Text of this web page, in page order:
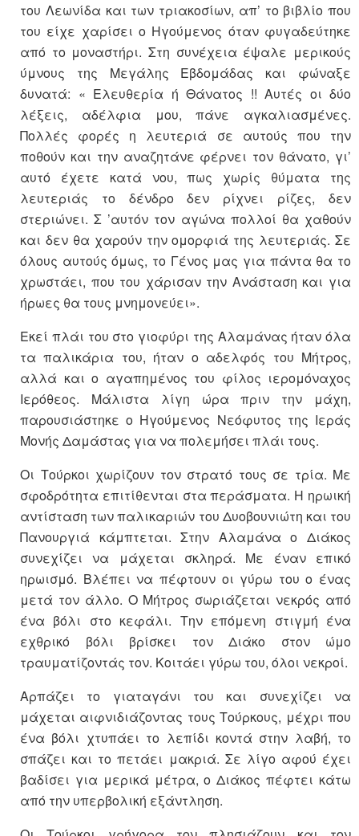
του Λεωνίδα και των τριακοσίων, απ’ το βιβλίο που
του είχε χαρίσει ο Ηγούμενος όταν φυγαδεύτηκε
από το μοναστήρι. Στη συνέχεια έψαλε μερικούς
ύμνους της Μεγάλης Εβδομάδας και φώναξε
δυνατά: « Ελευθερία ή Θάνατος !! Αυτές οι δύο
λέξεις, αδέλφια μου, πάνε αγκαλιασμένες.
Πολλές φορές η λευτεριά σε αυτούς που την
ποθούν και την αναζητάνε φέρνει τον θάνατο, γι’
αυτό έχετε κατά νου, πως χωρίς θύματα της
λευτεριάς το δένδρο δεν ρίχνει ρίζες, δεν
στεριώνει. Σ ’αυτόν τον αγώνα πολλοί θα χαθούν
και δεν θα χαρούν την ομορφιά της λευτεριάς. Σε
όλους αυτούς όμως, το Γένος μας για πάντα θα το
χρωστάει, που του χάρισαν την Ανάσταση και για
ήρωες θα τους μνημονεύει».
Εκεί πλάι του στο γιοφύρι της Αλαμάνας ήταν όλα
τα παλικάρια του, ήταν ο αδελφός του Μήτρος,
αλλά και ο αγαπημένος του φίλος ιερομόναχος
Ιερόθεος. Μάλιστα λίγη ώρα πριν την μάχη,
παρουσιάστηκε ο Ηγούμενος Νεόφυτος της Ιεράς
Μονής Δαμάστας για να πολεμήσει πλάι τους.
Οι Τούρκοι χωρίζουν τον στρατό τους σε τρία. Με
σφοδρότητα επιτίθενται στα περάσματα. Η ηρωική
αντίσταση των παλικαριών του Δυοβουνιώτη και του
Πανουργιά κάμπτεται. Στην Αλαμάνα ο Διάκος
συνεχίζει να μάχεται σκληρά. Με έναν επικό
ηρωισμό. Βλέπει να πέφτουν οι γύρω του ο ένας
μετά τον άλλο. Ο Μήτρος σωριάζεται νεκρός από
ένα βόλι στο κεφάλι. Την επόμενη στιγμή ένα
εχθρικό βόλι βρίσκει τον Διάκο στον ώμο
τραυματίζοντάς τον. Κοιτάει γύρω του, όλοι νεκροί.
Αρπάζει το γιαταγάνι του και συνεχίζει να
μάχεται αιφνιδιάζοντας τους Τούρκους, μέχρι που
ένα βόλι χτυπάει το λεπίδι κοντά στην λαβή, το
σπάζει και το πετάει μακριά. Σε λίγο αφού έχει
βαδίσει για μερικά μέτρα, ο Διάκος πέφτει κάτω
από την υπερβολική εξάντληση.